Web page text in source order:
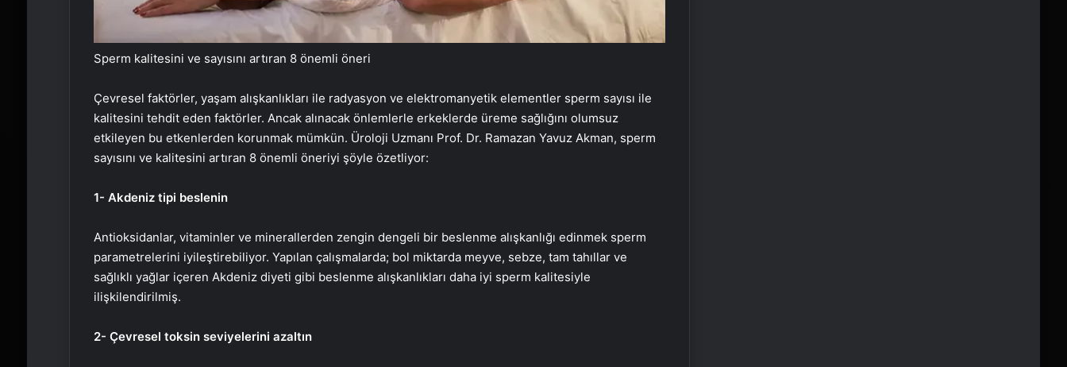
Sperm kalitesini ve sayısını artıran 8 önemli öneri
Çevresel faktörler, yaşam alışkanlıkları ile radyasyon ve elektromanyetik elementler sperm sayısı ile
kalitesini tehdit eden faktörler. Ancak alınacak önlemlerle erkeklerde üreme sağlığını olumsuz
etkileyen bu etkenlerden korunmak mümkün. Üroloji Uzmanı Prof. Dr. Ramazan Yavuz Akman, sperm
sayısını ve kalitesini artıran 8 önemli öneriyi şöyle özetliyor:
1- Akdeniz tipi beslenin
Antioksidanlar, vitaminler ve minerallerden zengin dengeli bir beslenme alışkanlığı edinmek sperm
parametrelerini iyileştirebiliyor. Yapılan çalışmalarda; bol miktarda meyve, sebze, tam tahıllar ve
sağlıklı yağlar içeren Akdeniz diyeti gibi beslenme alışkanlıkları daha iyi sperm kalitesiyle
ilişkilendirilmiş.
2- Çevresel toksin seviyelerini azaltın